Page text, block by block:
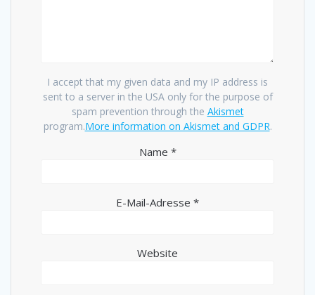
I accept that my given data and my IP address is
sent to a server in the USA only for the purpose of
spam prevention through the Akismet
program.More information on Akismet and GDPR.
Name *
E-Mail-Adresse *
Website